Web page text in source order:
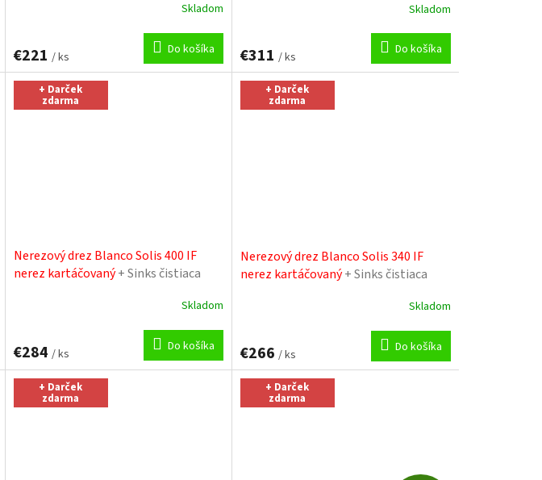
Skladom
€221 / ks Do košíka
Skladom
€311 / ks Do košíka
+ Darček
zdarma
Nerezový drez Blanco Solis 400 IF
nerez kartáčovaný+ Sinks čistiaca
Skladom
€284 / ks Do košíka
+ Darček
zdarma
Nerezový drez Blanco Solis 340 IF
nerez kartáčovaný+ Sinks čistiaca
Skladom
€266 / ks Do košíka
+ Darček
zdarma
+ Darček
zdarma